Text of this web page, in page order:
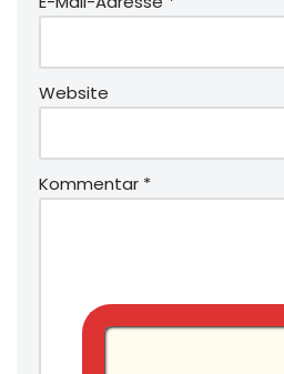
Website
Kommentar *